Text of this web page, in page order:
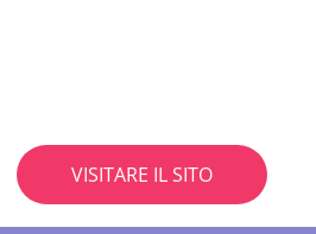
VISITARE IL SITO